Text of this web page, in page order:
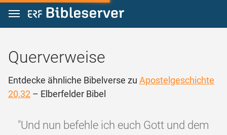
Zum Inhalt springen
Querverweise
Entdecke ähnliche Bibelverse zu Apostelgeschichte
20,32 – Elberfelder Bibel
"Und nun befehle ich euch Gott und dem